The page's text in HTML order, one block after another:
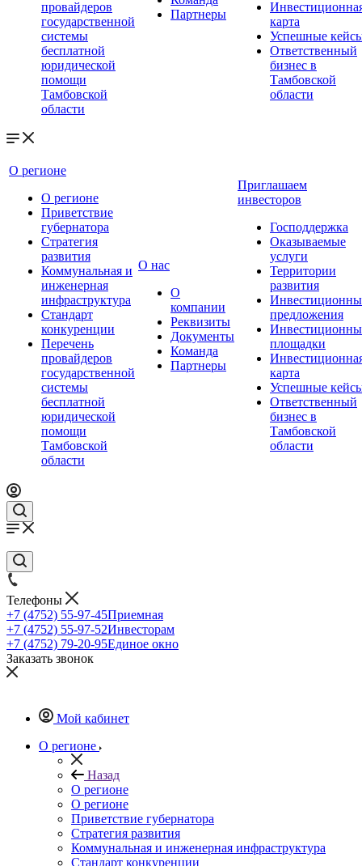
провайдеров
государственной
системы
бесплатной
юридической
помощи
Тамбовской
области
Партнеры
карта
Успешные
Ответственный
бизнес в
Тамбовской
области
О регионе
О регионе
Приветствие
губернатора
Стратегия
развития
Коммунальная и
инженерная
инфраструктура
Стандарт
конкуренции
Перечень
провайдеров
государственной
системы
бесплатной
юридической
помощи
Тамбовской
области
О нас
О
компании
Реквизиты
Документы
Команда
Партнеры
Приглашаем
инвесторов
Господдержка
Оказываемые
услуги
Территории
развития
предложения
площадки
карта
Успешные
Ответственный
бизнес в
Тамбовской
области
Телефоны
+7 (4752) 55-97-45Приемная
+7 (4752) 55-97-52Инвесторам
+7 (4752) 79-20-95Единое окно
Заказать звонок
Мой кабинет
О регионе
Назад
О регионе
О регионе
Приветствие губернатора
Стратегия развития
Коммунальная и инженерная инфраструктура
Стандарт конкуренции